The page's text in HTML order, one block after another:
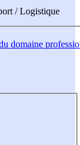
/ Logistique
domaine